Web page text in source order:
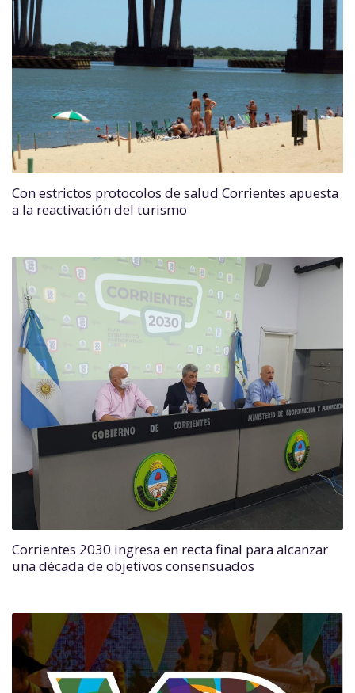
Con estrictos protocolos de salud Corrientes apuesta
a la reactivación del turismo
Corrientes 2030 ingresa en recta final para alcanzar
una década de objetivos consensuados